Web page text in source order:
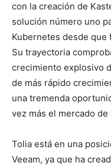
con la creación de
solución número uno
Kubernetes desde que
Su trayectoria
crecimiento explosivo
de más rápido
una tremenda
vez más el mercado
Tolia está en una
Veeam, ya que ha